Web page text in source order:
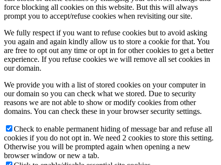
force blocking all cookies on this website. But this will always
prompt you to accept/refuse cookies when revisiting our site.
We fully respect if you want to refuse cookies but to avoid asking
you again and again kindly allow us to store a cookie for that. You
are free to opt out any time or opt in for other cookies to get a better
experience. If you refuse cookies we will remove all set cookies in
our domain.
We provide you with a list of stored cookies on your computer in
our domain so you can check what we stored. Due to security
reasons we are not able to show or modify cookies from other
domains. You can check these in your browser security settings.
Check to enable permanent hiding of message bar and refuse all
cookies if you do not opt in. We need 2 cookies to store this setting.
Otherwise you will be prompted again when opening a new
browser window or new a tab.